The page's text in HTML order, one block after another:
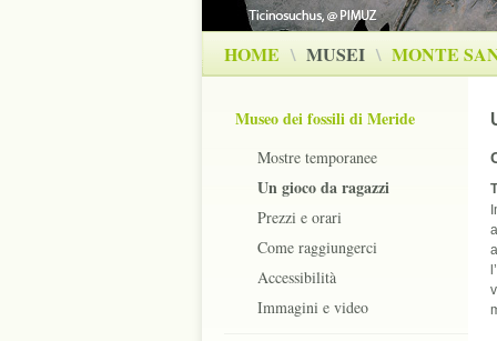
HOME \ MUSEI \ MONTE
Museo dei fossili di Meride
Mostre temporanee
Un gioco da ragazzi
Prezzi e orari
Come raggiungerci
Accessibilità
Immagini e video